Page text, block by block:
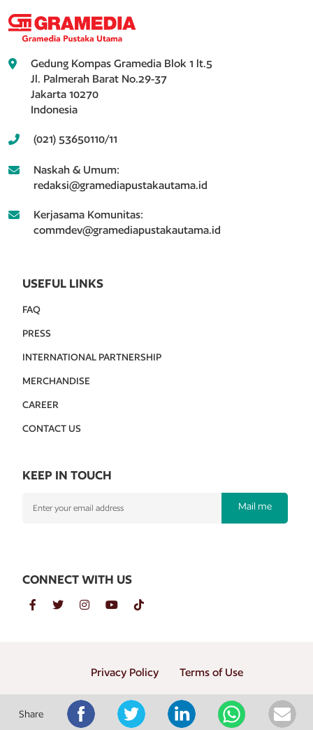
Share
Gedung Kompas Gramedia Blok 1 lt.5
Jl. Palmerah Barat No.29-37
Jakarta 10270
Indonesia
(021) 53650110/11
Naskah & Umum:
redaksi@gramediapustakautama.id
Kerjasama Komunitas:
commdev@gramediapustakautama.id
USEFUL LINKS
FAQ
PRESS
INTERNATIONAL PARTNERSHIP
MERCHANDISE
CAREER
CONTACT US
KEEP IN TOUCH
Mail me
CONNECT WITH US
Copyright © 2026 PT. Gramedia Penerbit Buku Utama
Privacy Policy Terms of Use